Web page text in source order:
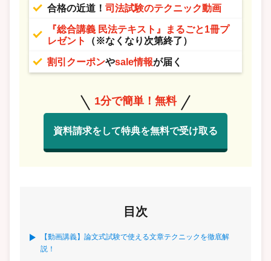
合格の近道！ 司法試験のテクニック動画
『総合講義 民法テキスト』まるごと1冊プ
レゼント
（※なくなり次第終了）
割引クーポンやsale情報が届く
1分で簡単！無料
資料請求をして特典を無料で受け取る
目次
【動画講義】論文式試験で使える文章テクニックを徹底解
説！